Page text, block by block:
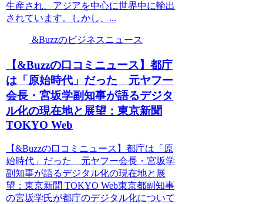
生産され、アジアを中心に世界中に輸出
されています。しかし、...
&Buzzのビジネスニュース
【&Buzzの口コミニュース】都庁
は「原始時代」だった 元ヤフー
会長・宮坂学副知事が語るデジタ
ル化の現在地と展望：東京新聞
TOKYO Web
【&Buzzの口コミニュース】都庁は「原
始時代」だった 元ヤフー会長・宮坂学
副知事が語るデジタル化の現在地と展
望：東京新聞 TOKYO Web東京都副知事
の宮坂学氏が都庁のデジタル化について